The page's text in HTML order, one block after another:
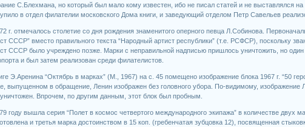
С.Блехмана, но который был мало кому известен, ибо не писал статей и не выставлялся на
в отдел филателии московского Дома книги, и заведующий отделом Петр Савельев
г. отмечалось столетие со дня рождения знаменитого оперного певца Л.Собинова.
СССР” вместо правильного текста “Народный артист республики” (т.е. РСФСР), поскольку
СССР было учреждено позже. Марки с неправильной надписью пришлось уничтожить, но
и был затем реализован среди филателистов.
Э.Аренина “Октябрь в марках” (М., 1967) на с. 45 помещено изображение блока 1967 г. “50
выпущенном в обращение, Ленин изображен без головного убора. По-видимому, изображение
Впрочем, по другим данным, этот блок был пробным.
году вышла серия “Полет в космос четвертого международного экипажа” в количестве двух
и третья марка достоинством в 15 коп. (гребенчатая зубцовка 12), посвященная